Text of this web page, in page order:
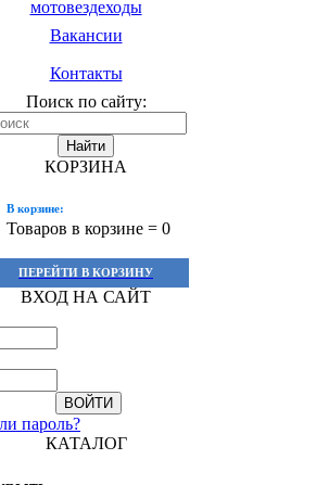
мотовездеходы
Вакансии
Контакты
Поиск по сайту:
Найти
КОРЗИНА
В корзине:
Товаров в корзине = 0
ПЕРЕЙТИ В КОРЗИНУ
ВХОД НА САЙТ
пароль?
КАТАЛОГ